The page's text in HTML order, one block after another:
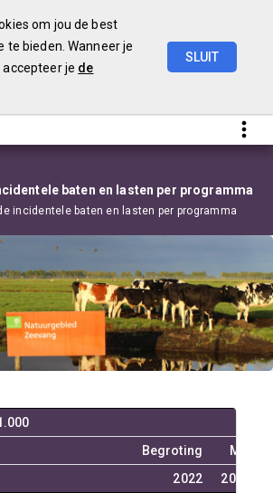
om jou de best
te bieden. Wanneer je
je de
SLUIT
baten en lasten per programma
incidentele baten en lasten per programma
Begroting
2022
2023